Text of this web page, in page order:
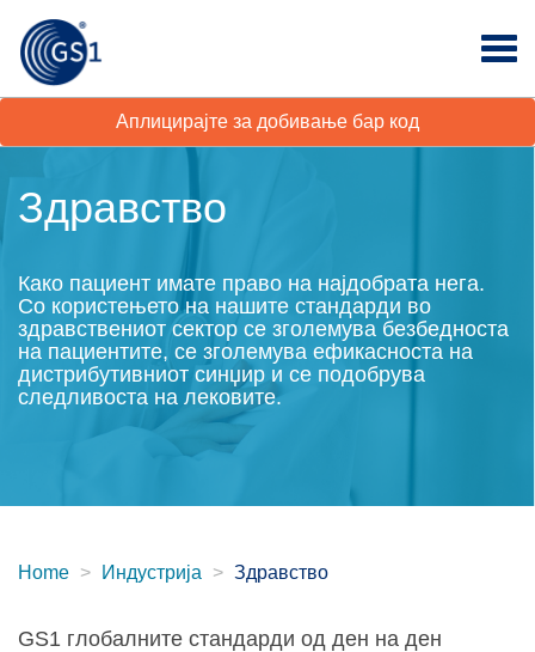
Аплицирајте за добивање бар код
Здравство
Како пациент имате право на најдобрата нега.
Со користењето на нашите стандарди во
здравствениот сектор се зголемува безбедноста
на пациентите, се зголемува ефикасноста на
дистрибутивниот синџир и се подобрува
следливоста на лековите.
Home Индустрија Здравство
GS1 глобалните стандарди од ден на ден